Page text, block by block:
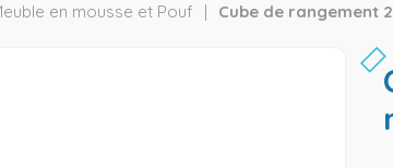
en mousse et Pouf Cube de rangement
cube